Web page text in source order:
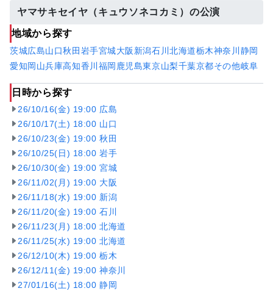
ヤマサキセイヤ（キュウソネコカミ）の公演
地域から探す
茨城広島山口秋田 岩手宮城大阪 新潟石川北海道栃木神奈川 静岡
愛知岡山兵庫高知香川 福岡 鹿児島東京山梨千葉京都その他岐阜
日時から探す
26/10/16(金) 19:00 広島
26/10/17(土) 18:00 山口
26/10/23(金) 19:00 秋田
26/10/25(日) 18:00 岩手
26/10/30(金) 19:00 宮城
26/11/02(月) 19:00 大阪
26/11/18(水) 19:00 新潟
26/11/20(金) 19:00 石川
26/11/23(月) 18:00 北海道
26/11/25(水) 19:00 北海道
26/12/10(木) 19:00 栃木
26/12/11(金) 19:00 神奈川
27/01/16(土) 18:00 静岡